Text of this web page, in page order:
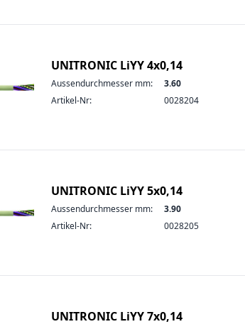
UNITRONIC LiYY 4x0,14
Aussendurchmesser mm:
3.60
Artikel-Nr:
0028204
UNITRONIC LiYY 5x0,14
Aussendurchmesser mm:
3.90
Artikel-Nr:
0028205
UNITRONIC LiYY 7x0,14